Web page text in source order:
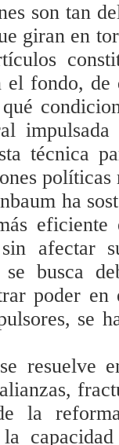
son tan
giran en
el fondo,
técnica
políticas
ha
afectar
busca
poder en
se
resuelve
la